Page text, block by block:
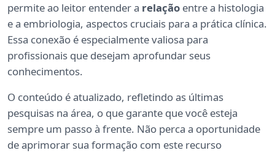
permite ao leitor entender a relação entre a histologia
e a embriologia, aspectos cruciais para a prática clínica.
Essa conexão é especialmente valiosa para
profissionais que desejam aprofundar seus
conhecimentos.
O conteúdo é atualizado, refletindo as últimas
pesquisas na área, o que garante que você esteja
sempre um passo à frente. Não perca a oportunidade
de aprimorar sua formação com este recurso